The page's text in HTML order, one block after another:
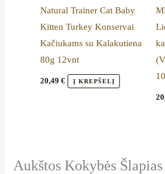
Natural Trainer Cat Baby
Kitten Turkey Konservai
Kačiukams su Kalakutiena
80g 12vnt
20,49€ Į KREPŠELĮ
Aukštos Kokybės